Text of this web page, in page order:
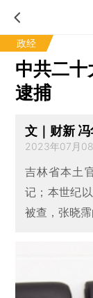
政经
中共二
逮捕
文｜财新
2023年07月
吉林省本土
记；本世纪
被查，张晓